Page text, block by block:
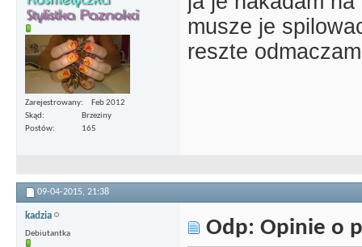
Zarejestrowany
Feb 2012
Skąd
Brzeziny
Postów
165
musze je
reszte odmaczam
09-04-2015, 21:38
kadzia
Debiutantka Odp: Opinie o